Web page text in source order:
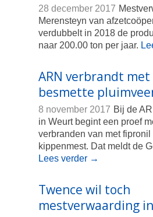
28 december 2017
Merensteyn van
verdubbelt in 2018 de
naar 200.00 ton per jaar.
ARN verbrandt
besmette
8 november 2017 Bij de
in Weurt begint een proef
verbranden van met
kippenmest. Dat meldt de
Lees verder →
Twence wil toch
mestverwaarding